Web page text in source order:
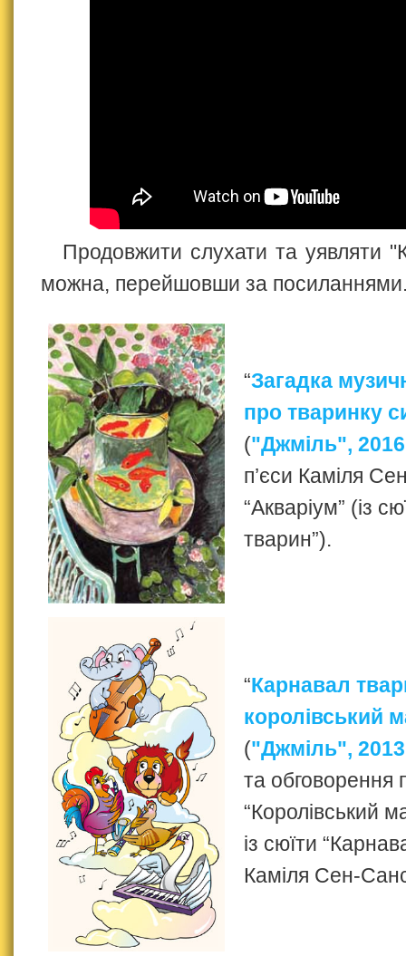
Продовжити слухати та уявляти
можна, перейшовши за
“Загадка
про тваринку
("Джміль",
п’єси Каміля
“Акваріум” (із
тварин”).
“Карнавал
королівський
("Джміль",
та обговорення
“Королівський
із сюїти
Каміля Сен-